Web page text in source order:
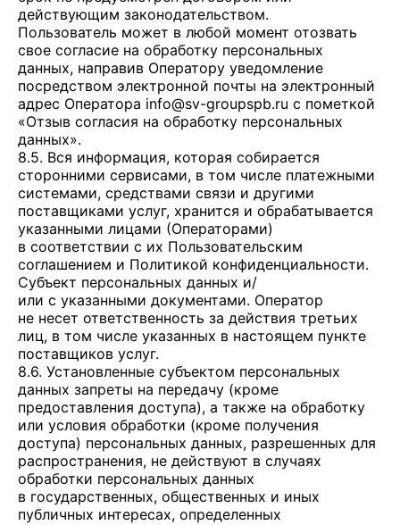
действующим законодательством.
Пользователь может в любой момент отозвать
свое согласие на обработку персональных
данных, направив Оператору уведомление
посредством электронной почты на электронный
адрес Оператора info@sv-groupspb.ru с пометкой
«Отзыв согласия на обработку персональных
данных».
8.5. Вся информация, которая собирается
сторонними сервисами, в том числе платежными
системами, средствами связи и другими
поставщиками услуг, хранится и обрабатывается
указанными лицами (Операторами)
в соответствии с их Пользовательским
соглашением и Политикой конфиденциальности.
Субъект персональных данных и/
или с указанными документами. Оператор
не несет ответственность за действия третьих
лиц, в том числе указанных в настоящем пункте
поставщиков услуг.
8.6. Установленные субъектом персональных
данных запреты на передачу (кроме
предоставления доступа), а также на обработку
или условия обработки (кроме получения
доступа) персональных данных, разрешенных для
распространения, не действуют в случаях
обработки персональных данных
в государственных, общественных и иных
публичных интересах, определенных